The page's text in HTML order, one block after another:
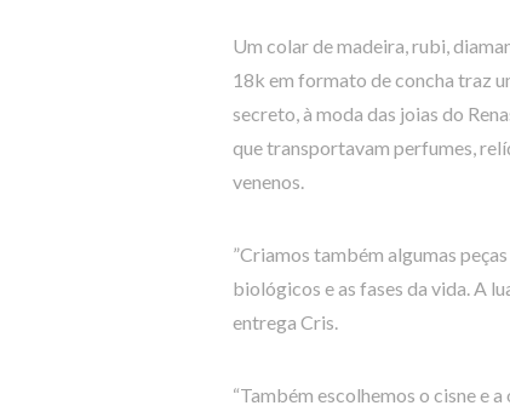
Um colar de madeira, rubi,
18k em formato de concha traz
secreto, à moda das joias do
que transportavam perfumes,
venenos.
”Criamos também algumas
biológicos e as fases da vida. A
entrega Cris.
“Também escolhemos o cisne e